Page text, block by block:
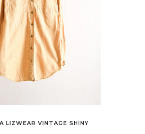
LIZWEAR VINTAGE SHINY